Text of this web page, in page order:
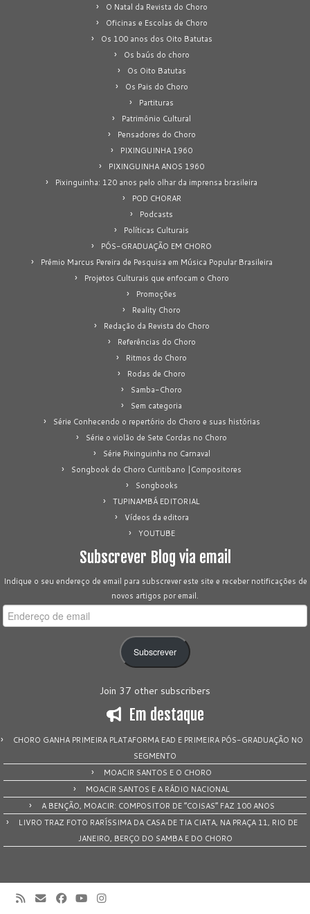
O Natal da Revista do Choro
Oficinas e Escolas de Choro
Os 100 anos dos Oito Batutas
Os baús do choro
Os Oito Batutas
Os Pais do Choro
Partituras
Patrimônio Cultural
Pensadores do Choro
PIXINGUINHA 1960
PIXINGUINHA ANOS 1960
Pixinguinha: 120 anos pelo olhar da imprensa brasileira
POD CHORAR
Podcasts
Políticas Culturais
PÓS-GRADUAÇÃO EM CHORO
Prêmio Marcus Pereira de Pesquisa em Música Popular Brasileira
Projetos Culturais que enfocam o Choro
Promoções
Reality Choro
Redação da Revista do Choro
Referências do Choro
Ritmos do Choro
Rodas de Choro
Samba-Choro
Sem categoria
Série Conhecendo o repertório do Choro e suas histórias
Série o violão de Sete Cordas no Choro
Série Pixinguinha no Carnaval
Songbook do Choro Curitibano |Compositores
Songbooks
TUPINAMBÁ EDITORIAL
Vídeos da editora
YOUTUBE
Subscrever Blog via email
Indique o seu endereço de email para subscrever este site e receber notificações de
novos artigos por email.
Endereço
de
Subscrever
Join 37 other subscribers
Em destaque
CHORO GANHA PRIMEIRA PLATAFORMA EAD E PRIMEIRA PÓS-GRADUAÇÃO NO
SEGMENTO
MOACIR SANTOS E O CHORO
MOACIR SANTOS E A RÁDIO NACIONAL
A BENÇÃO, MOACIR: COMPOSITOR DE “COISAS” FAZ 100 ANOS
LIVRO TRAZ FOTO RARÍSSIMA DA CASA DE TIA CIATA, NA PRAÇA 11, RIO DE
JANEIRO, BERÇO DO SAMBA E DO CHORO